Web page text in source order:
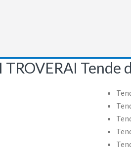
TROVERAI Tende